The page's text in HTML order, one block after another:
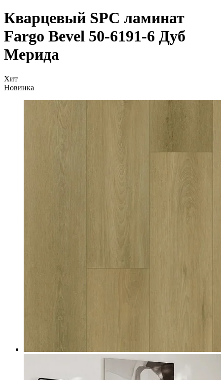
Кварцевый SPC ламинат
Fargo Bevel 50-6191-6 Дуб
Мерида
Хит
Новинка